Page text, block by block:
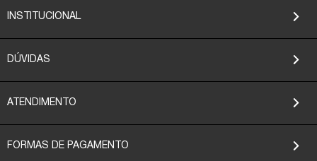
INSTITUCIONAL
DÚVIDAS
ATENDIMENTO
FORMAS DE PAGAMENTO